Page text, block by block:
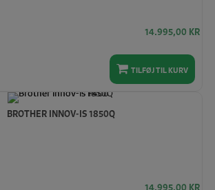
14.995,00 KR
TILFØJ TIL KURV
BROTHER INNOV-IS 1850Q
14.995,00 KR